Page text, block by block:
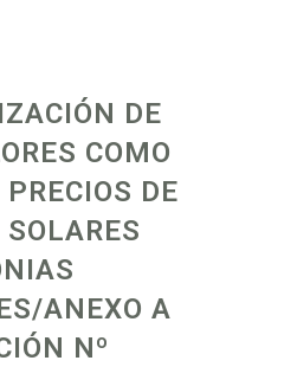
DE
COMO
DE
ANEXO A
Nº